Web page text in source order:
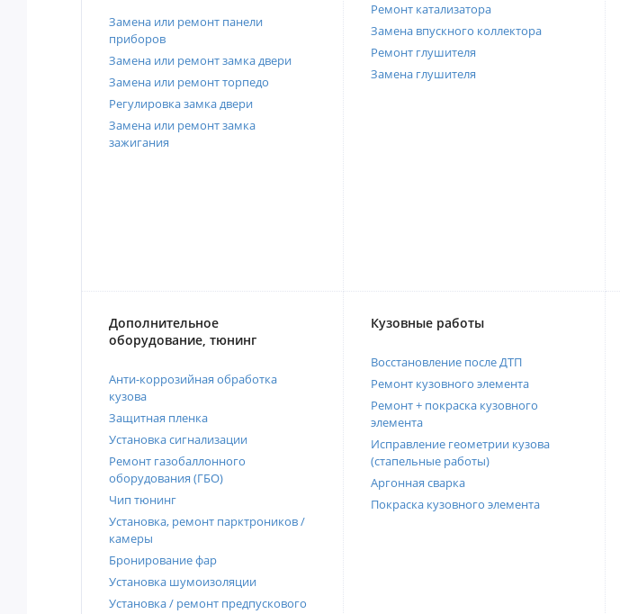
Замена или ремонт панели
приборов
Замена или ремонт замка двери
Замена или ремонт торпедо
Регулировка замка двери
Замена или ремонт замка
зажигания
Ремонт катализатора
Замена впускного коллектора
Ремонт глушителя
Замена глушителя
Дополнительное
оборудование, тюнинг
Анти-коррозийная обработка
кузова
Защитная пленка
Установка сигнализации
Ремонт газобаллонного
оборудования (ГБО)
Чип тюнинг
Установка, ремонт парктроников /
камеры
Бронирование фар
Установка шумоизоляции
Установка / ремонт предпускового
Кузовные работы
Восстановление после ДТП
Ремонт кузовного элемента
Ремонт + покраска кузовного
элемента
Исправление геометрии кузова
(стапельные работы)
Аргонная сварка
Покраска кузовного элемента